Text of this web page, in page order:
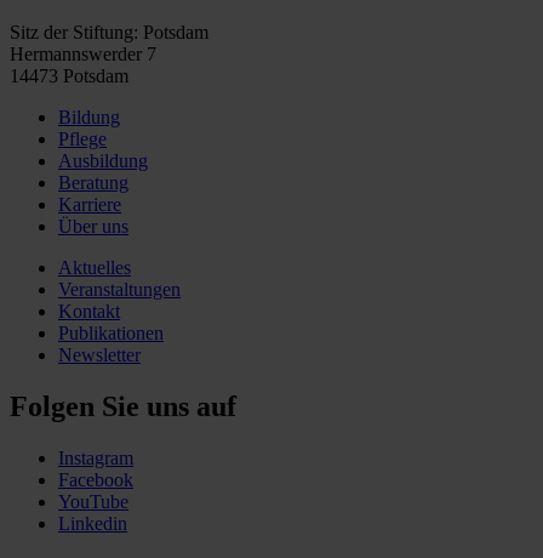
Sitz der Stiftung: Potsdam
Hermannswerder 7
14473 Potsdam
Bildung
Pflege
Ausbildung
Beratung
Karriere
Über uns
Aktuelles
Veranstaltungen
Kontakt
Publikationen
Newsletter
Folgen Sie uns auf
Instagram
Facebook
YouTube
Linkedin